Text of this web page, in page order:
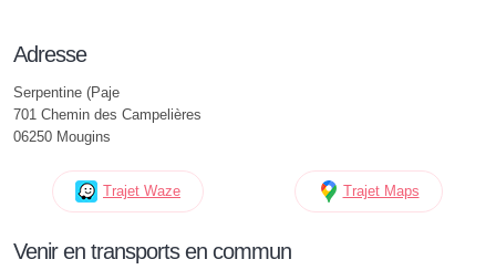
Adresse
Serpentine (Paje
701 Chemin des Campelières
06250 Mougins
Trajet Waze Trajet Maps
Venir en transports en commun